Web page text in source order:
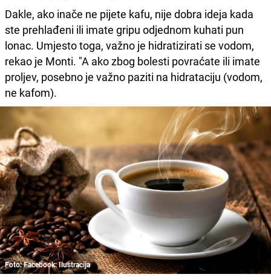
Dakle, ako inače ne pijete kafu, nije dobra ideja kada
ste prehlađeni ili imate gripu odjednom kuhati pun
lonac. Umjesto toga, važno je hidratizirati se vodom,
rekao je Monti. "A ako zbog bolesti povraćate ili imate
proljev, posebno je važno paziti na hidrataciju (vodom,
ne kafom).
Foto: Facebook: Ilustracija